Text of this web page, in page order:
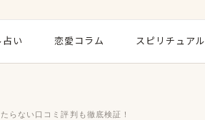
い 恋愛コラム スピリチュアル
らない口コミ評判も徹底検証！